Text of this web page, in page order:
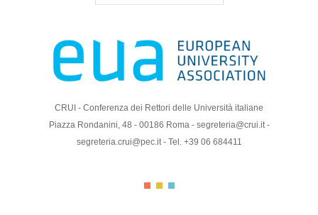
c
CRUI - Conferenza dei Rettori delle Università italiane
Piazza Rondanini, 48 - 00186 Roma - segreteria@crui.it -
segreteria.crui@pec.it - Tel. +39 06 684411